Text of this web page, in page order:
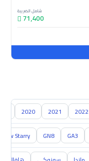
شامل الضريبة
71,400
2022
2021
2020
GA3
GN8
Starry